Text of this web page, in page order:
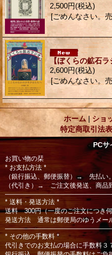
2,500円(税込)
[ごめんなさい。
【ぼくらの鉱石
2,600円(税込)
[ごめんなさい。
ホーム | ショ
特定商取引法
PCサ
お買い物の栞
* お支払方法 *
（銀行振込、郵便振替）→ 先払い
（代引き）→ ご注文後発送、商品
* 送料・発送方法 *
送料 300円（一度のご注文につき
発送方法 通常は郵便局のゆうメー
* その他の手数料 *
代引きでのお支払の場合に手数料３